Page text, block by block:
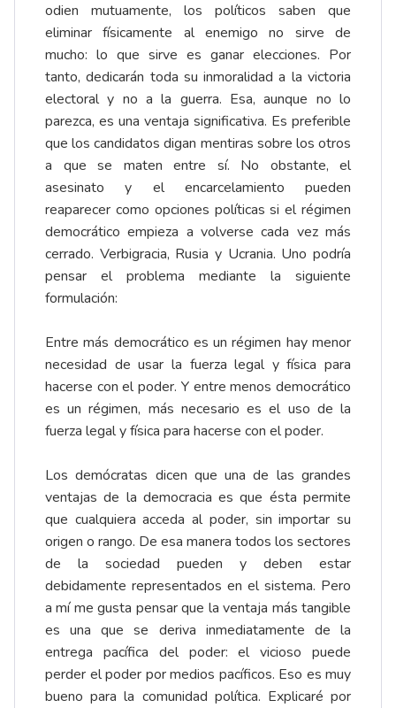
odien mutuamente, los políticos saben que
eliminar físicamente al enemigo no sirve de
mucho: lo que sirve es ganar elecciones. Por
tanto, dedicarán toda su inmoralidad a la victoria
electoral y no a la guerra. Esa, aunque no lo
parezca, es una ventaja significativa. Es preferible
que los candidatos digan mentiras sobre los otros
a que se maten entre sí. No obstante, el
asesinato y el encarcelamiento pueden
reaparecer como opciones políticas si el régimen
democrático empieza a volverse cada vez más
cerrado. Verbigracia, Rusia y Ucrania. Uno podría
pensar el problema mediante la siguiente
formulación:
Entre más democrático es un régimen hay menor
necesidad de usar la fuerza legal y física para
hacerse con el poder. Y entre menos democrático
es un régimen, más necesario es el uso de la
fuerza legal y física para hacerse con el poder.
Los demócratas dicen que una de las grandes
ventajas de la democracia es que ésta permite
que cualquiera acceda al poder, sin importar su
origen o rango. De esa manera todos los sectores
de la sociedad pueden y deben estar
debidamente representados en el sistema. Pero
a mí me gusta pensar que la ventaja más tangible
es una que se deriva inmediatamente de la
entrega pacífica del poder: el vicioso puede
perder el poder por medios pacíficos. Eso es muy
bueno para la comunidad política. Explicaré por